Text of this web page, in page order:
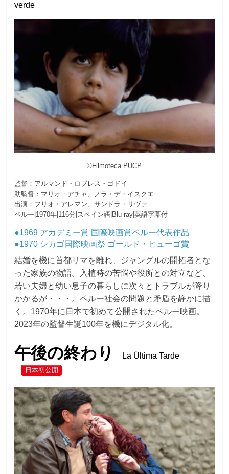
verde
©Filmoteca PUCP
監督：アルマンド・ロブレス・ゴドイ
助監督：マリオ・アチャ、ノラ・デ・イスクエ
出演：フリオ・アレマン、サンドラ・リヴァ
ペルー|1970年|116分|スペイン語|Blu-ray|英語字幕付
●1969 アカデミー賞 国際映画賞ペルー代表作品
●1970 シカゴ国際映画祭 ゴールド・ヒューゴ賞
結婚を機に首都リマを離れ、ジャングルの開拓者とな
った家族の物語。入植時の苦悩や役所との対立など、
若い夫婦と幼い息子の暮らしに次々とトラブルが降り
かかるが・・・。ペルー社会の問題と矛盾を静かに描
く。1970年に日本で初めて公開されたペルー映画。
2023年の監督生誕100年を機にデジタル化。
午後の終わり La Última Tarde
日本初公開